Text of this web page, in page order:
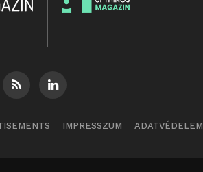
IMPRESSZUM ADATVÉDELEM